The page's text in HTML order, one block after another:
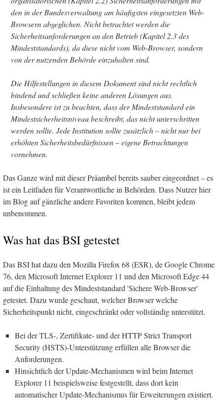
den in der Bundesverwaltung am häufigsten eingesetzten Web-
Browsern abgeglichen. Nicht betrachtet werden die
Sicherheitsanforderungen an den Betrieb (Kapitel 2.3 des
Mindeststandards), da diese nicht vom Web-Browser, sondern
von der nutzenden Behörde einzuhalten sind.
Die Hilfestellungen in diesem Dokument sind nicht rechtlich
bindend und schließen keine anderen Lösungen aus.
Insbesondere ist zu beachten, dass der Mindeststandard ein
Mindestsicherheitsniveau beschreibt, das nicht unterschritten
werden sollte. Jede Institution sollte zusätzlich – nicht nur bei
erhöhten Sicherheitsbedürfnissen – eigene Betrachtungen
vornehmen.
Das Ganze wird mit dieser Präambel bereits sauber eingeordnet – es
ist ein Leitfaden für Verantwortliche in Behörden. Dass Nutzer hier
im Blog auf gänzliche andere Favoriten kommen, bleibt jedem
unbenommen.
Was hat das BSI getestet
Das BSI hat dazu den Mozilla Firefox 68 (ESR), de Google Chrome
76, den Microsoft Internet Explorer 11 und den Microsoft Edge 44
auf die Einhaltung des Mindeststandard 'Sichere Web-Browser'
getestet. Dazu wurde geschaut, welcher Browser welche
Sicherheitspunkt nicht, eingeschränkt oder vollständig unterstützt.
Bei der TLS-, Zertifikate- und der HTTP Strict Transport
Security (HSTS)-Unterstützung erfüllen alle Browser die
Anforderungen.
Hinsichtlich der Update-Mechanismen wird beim Internet
Explorer 11 beispielsweise festgestellt, dass dort kein
automatischer Update-Mechanismus für Erweiterungen existiert.